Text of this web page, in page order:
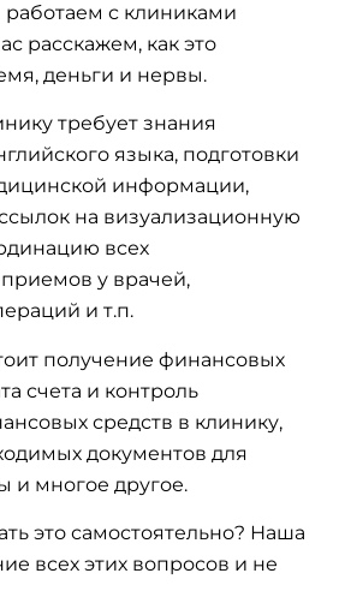
с клиниками
расскажем, как это
деньги и нервы.
требует знания
языка, подготовки
информации,
на визуализационную
всех
у врачей,
и т.п.
получение финансовых
счета и контроль
средств в клинику,
документов для
и многое другое.
это самостоятельно? Наша
всех этих вопросов и не